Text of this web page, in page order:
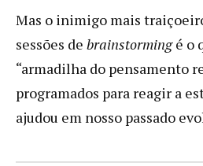
Mas o inimigo mais
sessões de brainstormingé o
“armadilha do pensamento
programados para reagir a
ajudou em nosso passado